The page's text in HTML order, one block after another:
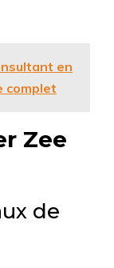
en
complet
Zee
de